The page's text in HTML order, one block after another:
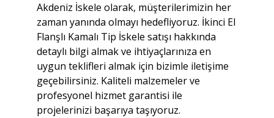
Akdeniz İskele olarak, müşterilerimizin her
zaman yanında olmayı hedefliyoruz. İkinci El
Flanşlı Kamalı Tip İskele satışı hakkında
detaylı bilgi almak ve ihtiyaçlarınıza en
uygun teklifleri almak için bizimle iletişime
geçebilirsiniz. Kaliteli malzemeler ve
profesyonel hizmet garantisi ile
projelerinizi başarıya taşıyoruz.